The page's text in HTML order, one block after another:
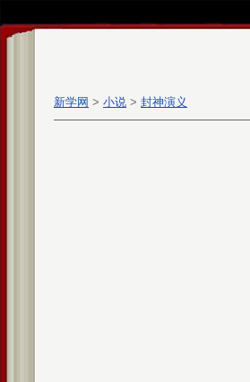
新学网 > 小说 > 封神演义